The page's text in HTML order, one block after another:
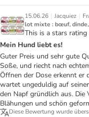
15.06.26 | Jacquiez |
lot mixte : bœuf,
This is a stars
Mein Hund liebt es!
Guter Preis und sehr gute
Soße, und riecht nach
Öffnen der Dose erkennt er
wartet ungeduldig auf
den Napf gründlich aus. Die
Blähungen und schön
Diese Bewertung wurde